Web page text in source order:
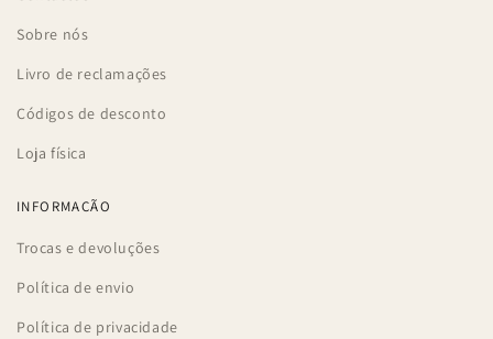
Sobre nós
Livro de reclamações
Códigos de desconto
Loja física
INFORMAÇÃO
Trocas e devoluções
Política de envio
Política de privacidade